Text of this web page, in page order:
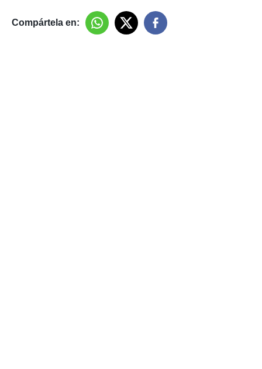
Compártela en: